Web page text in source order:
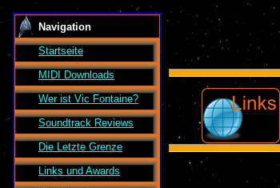
Navigation
Startseite
MIDI Downloads
Wer ist Vic Fontaine?
Soundtrack Reviews
Die Letzte Grenze
Links und Awards